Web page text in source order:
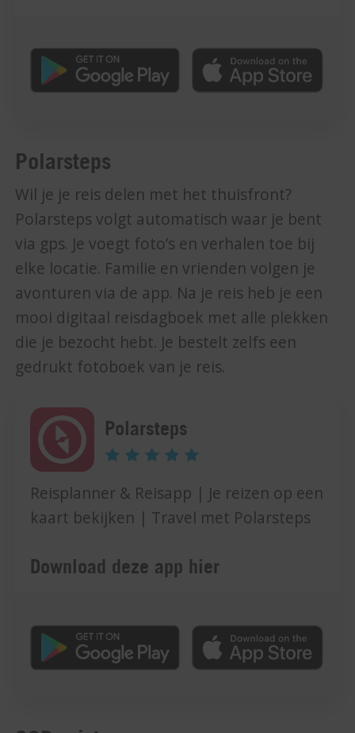
Polarsteps
Wil je je reis delen met het thuisfront?
Polarsteps volgt automatisch waar je bent
via gps. Je voegt foto’s en verhalen toe bij
elke locatie. Familie en vrienden volgen je
avonturen via de app. Na je reis heb je een
mooi digitaal reisdagboek met alle plekken
die je bezocht hebt. Je bestelt zelfs een
gedrukt fotoboek van je reis.
Polarsteps
Reisplanner & Reisapp | Je reizen op een
kaart bekijken | Travel met Polarsteps
Download deze app hier